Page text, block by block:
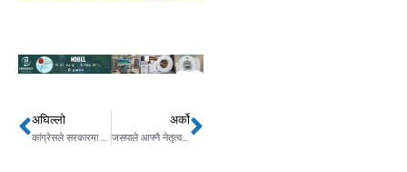
Prev
अघिल्लो अर्को
जसपाले आफ्नै नेतृत्वको सरकारका लागि पहल गर्ने Next